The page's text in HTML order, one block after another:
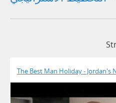
The Best Man Holiday - Jordan's